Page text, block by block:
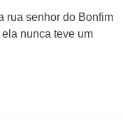
rua senhor do Bonfim
nunca teve um